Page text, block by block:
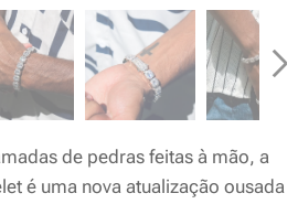
de pedras feitas à mão, a
é uma nova atualização ousada